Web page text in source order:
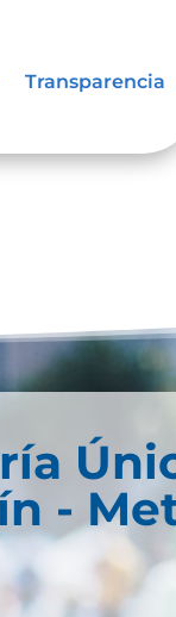
Transparencia
-